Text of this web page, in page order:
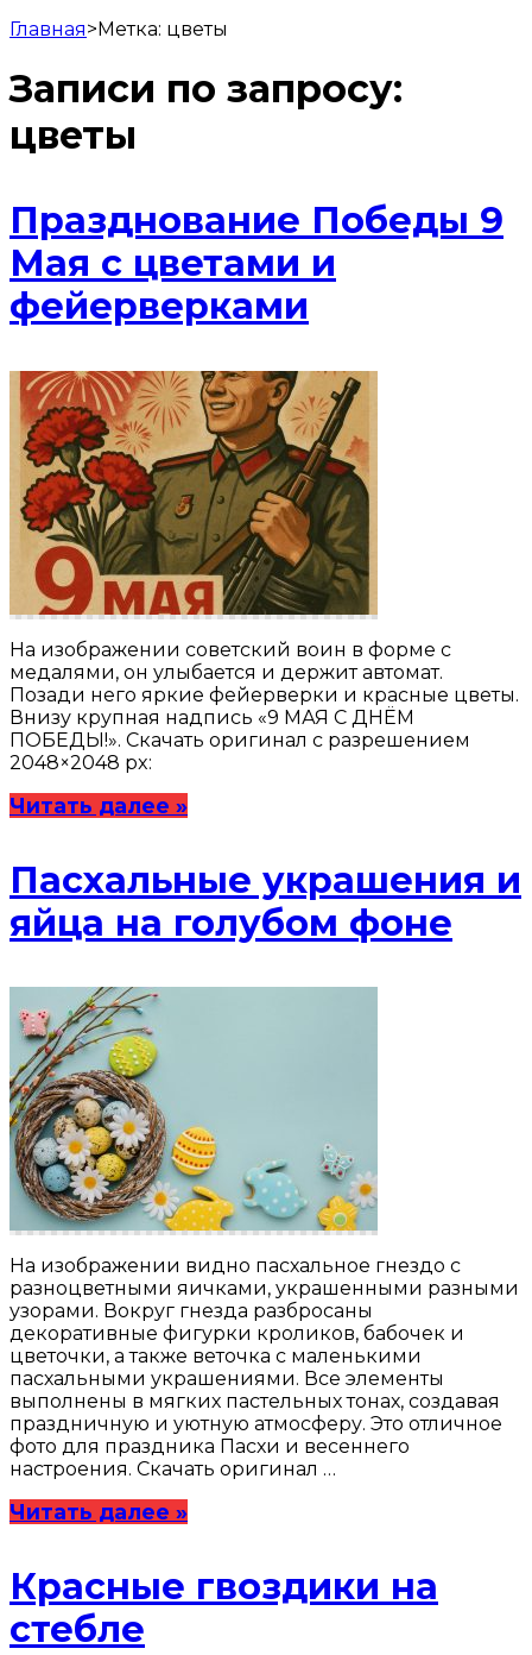
Главная>Метка: цветы
Записи по запросу:
цветы
Празднование Победы 9
Мая с цветами и
фейерверками
На изображении советский воин в форме с
медалями, он улыбается и держит автомат.
Позади него яркие фейерверки и красные цветы.
Внизу крупная надпись «9 МАЯ С ДНЁМ
ПОБЕДЫ!». Скачать оригинал с разрешением
2048×2048 px:
Читать далее »
Пасхальные украшения и
яйца на голубом фоне
На изображении видно пасхальное гнездо с
разноцветными яичками, украшенными разными
узорами. Вокруг гнезда разбросаны
декоративные фигурки кроликов, бабочек и
цветочки, а также веточка с маленькими
пасхальными украшениями. Все элементы
выполнены в мягких пастельных тонах, создавая
праздничную и уютную атмосферу. Это отличное
фото для праздника Пасхи и весеннего
настроения. Скачать оригинал …
Читать далее »
Красные гвоздики на
стебле